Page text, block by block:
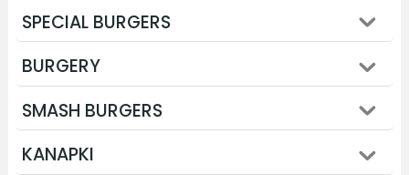
SPECIAL BURGERS
BURGERY
SMASH BURGERS
KANAPKI